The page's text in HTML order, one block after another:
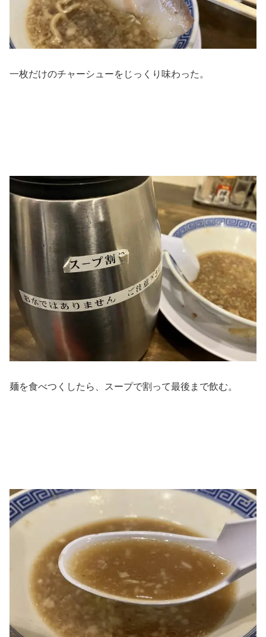
一枚だけのチャーシューをじっくり味わった。
麺を食べつくしたら、スープで割って最後まで飲む。